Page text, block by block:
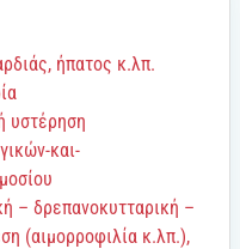
ήπατος κ.λπ.
υστέρηση
και-
– δρεπανοκυτταρική –
(αιμορροφιλία κ.λπ.),